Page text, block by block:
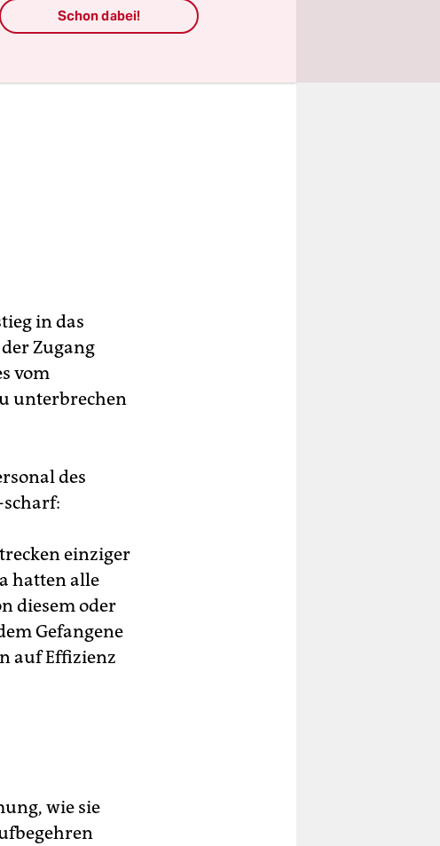
in das
Zugang
vom
unterbrechen
des
einziger
hatten alle
diesem oder
Gefangene
auf Effizienz
wie sie
Schon dabei!